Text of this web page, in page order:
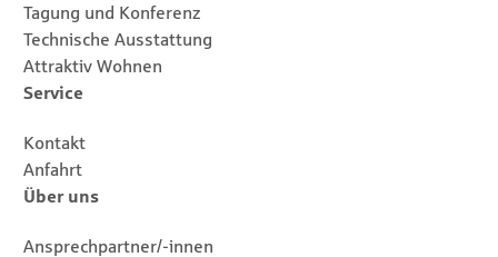
Tagung und Konferenz
Technische Ausstattung
Attraktiv Wohnen
Service
Kontakt
Anfahrt
Über uns
Ansprechpartner/-innen